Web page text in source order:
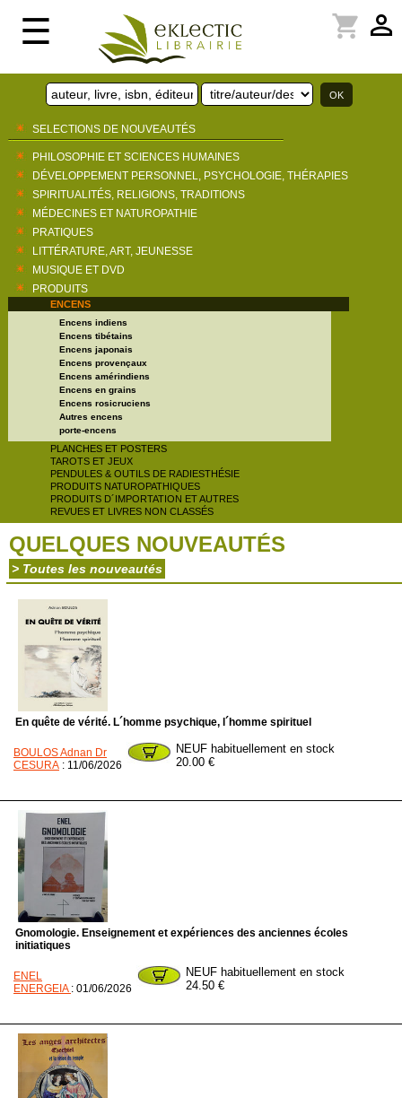
☰ perm_identity
shopping_cart
SELECTIONS DE NOUVEAUTÉS
PHILOSOPHIE ET SCIENCES HUMAINES
DÉVELOPPEMENT PERSONNEL, PSYCHOLOGIE, THÉRAPIES
SPIRITUALITÉS, RELIGIONS, TRADITIONS
MÉDECINES ET NATUROPATHIE
PRATIQUES
LITTÉRATURE, ART, JEUNESSE
MUSIQUE ET DVD
PRODUITS
ENCENS
Encens indiens
Encens tibétains
Encens japonais
Encens provençaux
Encens amérindiens
Encens en grains
Encens rosicruciens
Autres encens
porte-encens
PLANCHES ET POSTERS
TAROTS ET JEUX
PENDULES & OUTILS DE RADIESTHÉSIE
PRODUITS NATUROPATHIQUES
PRODUITS D´IMPORTATION ET AUTRES
REVUES ET LIVRES NON CLASSÉS
QUELQUES NOUVEAUTÉS
> Toutes les nouveautés
En quête de vérité. L´homme psychique, l´homme spirituel
BOULOS Adnan Dr
CESURA : 11/06/2026
NEUF habituellement en stock
20.00 €
Gnomologie. Enseignement et expériences des anciennes écoles
initiatiques
ENEL
ENERGEIA : 01/06/2026
NEUF habituellement en stock
24.50 €